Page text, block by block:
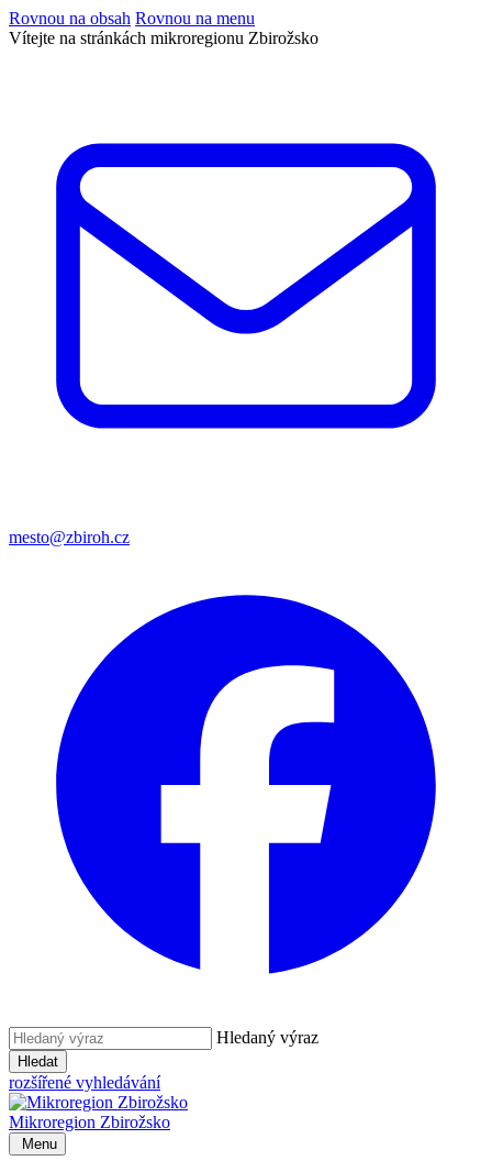
Rovnou na obsah Rovnou na menu
Vítejte na stránkách mikroregionu Zbirožsko
mesto@zbiroh.cz
Hledaný výraz
Hledat
rozšířené vyhledávání
Mikroregion Zbirožsko
Menu